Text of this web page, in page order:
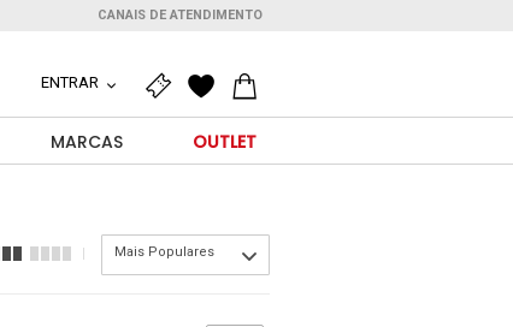
CANAIS DE ATENDIMENTO
ENTRAR
MARCAS OUTLET
Mais Populares